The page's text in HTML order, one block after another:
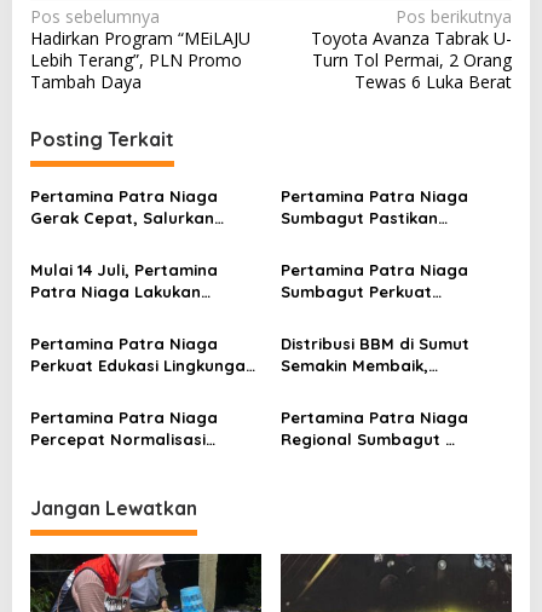
N
a
v
i
g
a
s
i
p
s
Pos sebelumnya
Hadirkan Program “MEiLAJU
Lebih Terang”, PLN Promo
Tambah Daya
Pos berikutnya
Toyota Avanza Tabrak U-
Turn Tol Permai, 2 Orang
Tewas 6 Luka Berat
Posting Terkait
Pertamina Patra Niaga
Gerak Cepat, Salurkan
Sumbar
Pertamina Patra Niaga
Sumbagut Pastikan
Bersama Dewan Komisaris
dan Direktur Transformasi
Mulai 14 Juli, Pertamina
Patra Niaga Lakukan
Gas di Regional Sumbagut
Pertamina Patra Niaga
Sumbagut Perkuat
Pasokan BBM di Aceh, Riau,
dan Kepri
Pertamina Patra Niaga
Perkuat Edukasi Lingkungan
Distribusi BBM di Sumut
Semakin Membaik,
Pastikan Pasokan Aman
Pertamina Patra Niaga
Percepat Normalisasi
Pertamina Patra Niaga
Regional Sumbagut
Jangan Lewatkan